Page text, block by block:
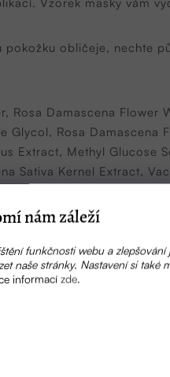
nám záleží
funkčnosti webu a
naše stránky. Nastavení si také
informací zde.
pokožku obličeje, nechte
Rosa Damascena
Glycol, Rosa
Extract, Methyl Glucose
Sativa Kernel Extract,
Fruit Extract,
Damascena Extract,
Filtrate, Alcohol.
zelený čaj), voda,
kamelie), extrakty
oleoresin, růže absolue,